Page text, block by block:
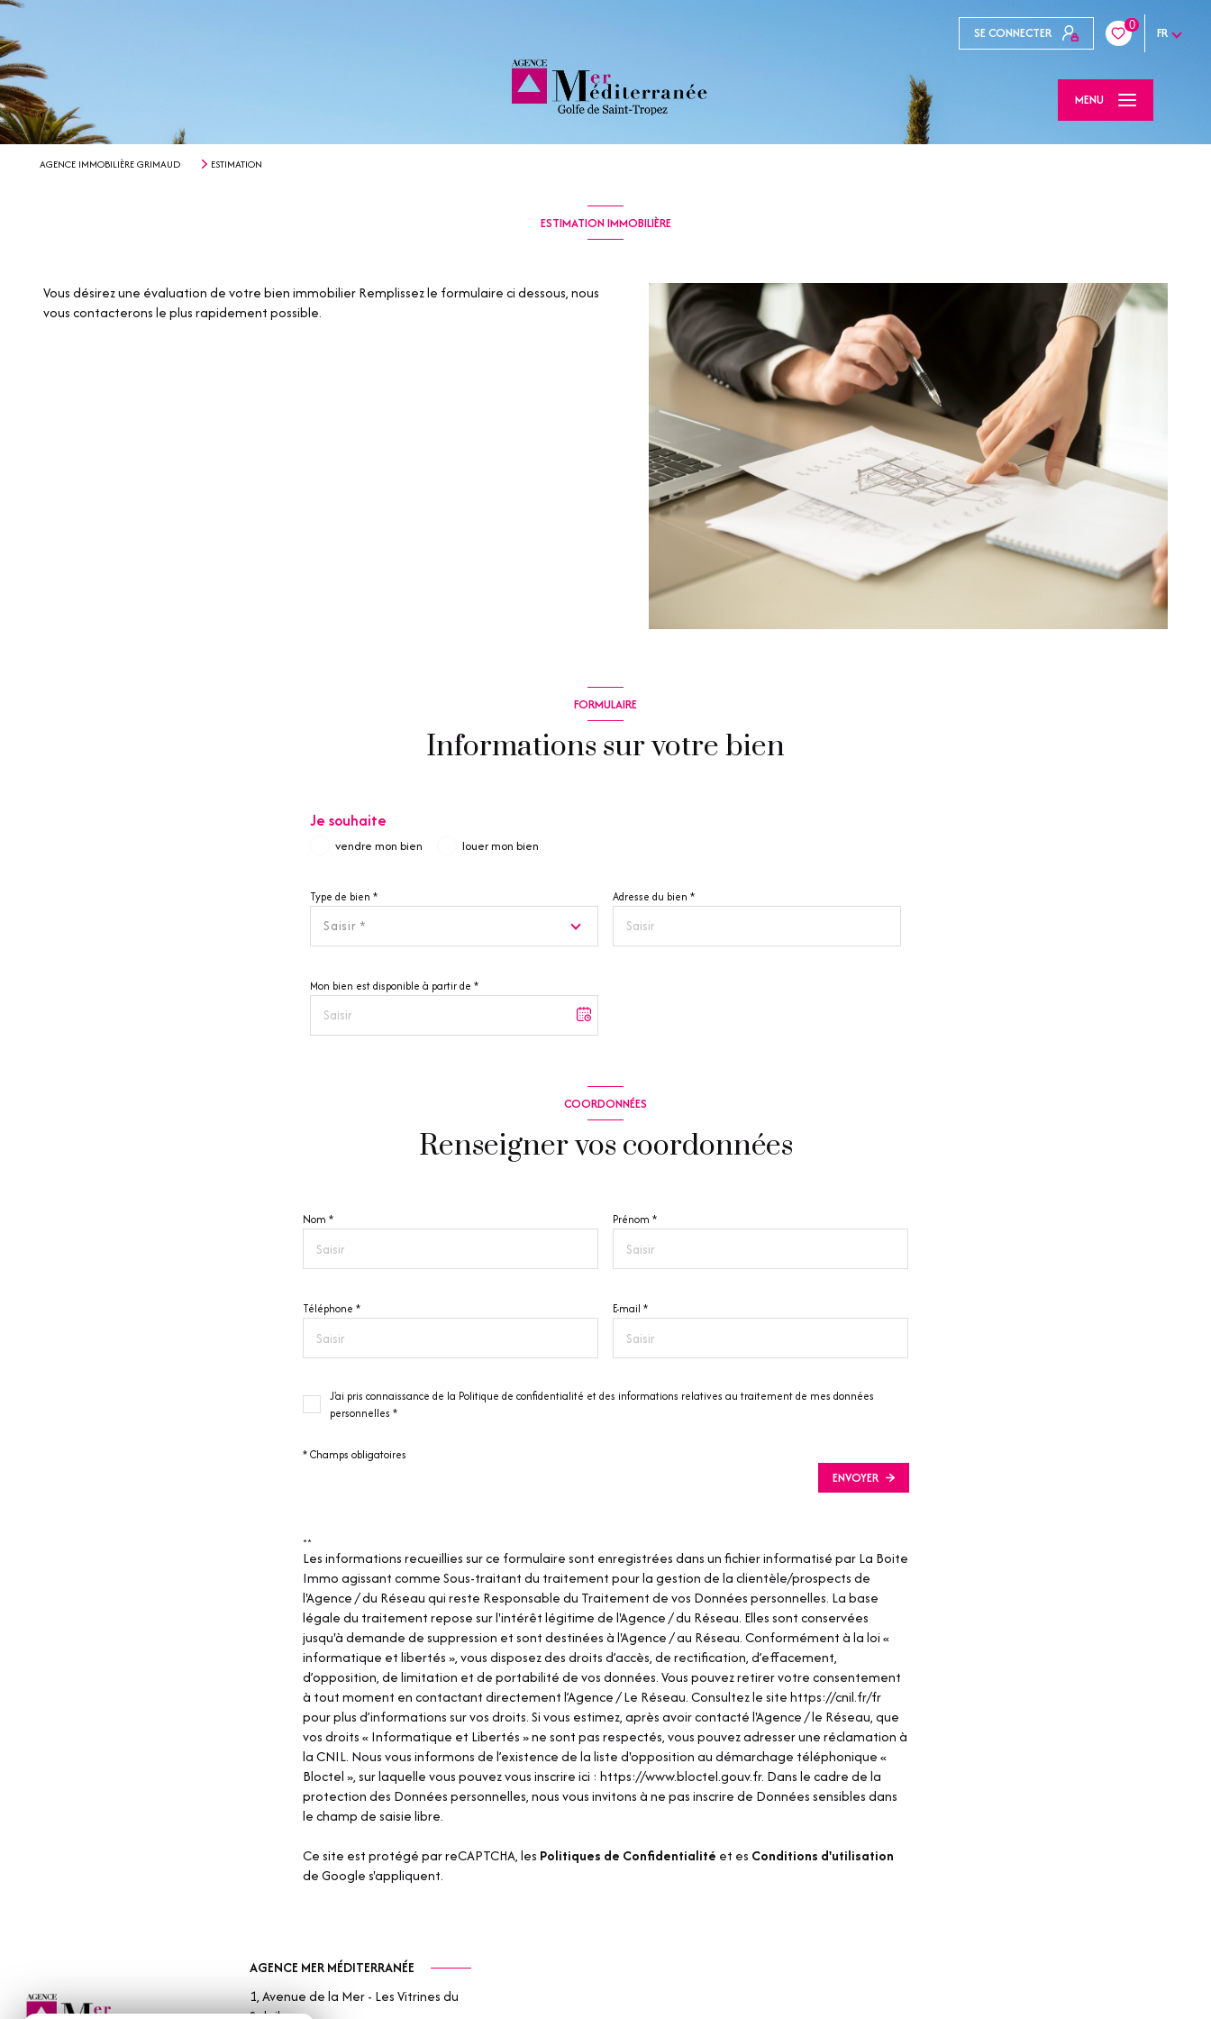
SE CONNECTER 0 FR
MENU
AGENCE IMMOBILIÈRE GRIMAUD ESTIMATION
ESTIMATION IMMOBILIÈRE
Vous désirez une évaluation de votre bien immobilier Remplissez le formulaire ci dessous, nous
vous contacterons le plus rapidement possible.
FORMULAIRE
Informations sur votre bien
Je souhaite
vendre mon bien louer mon bien
Type de bien *
Saisir *
Adresse du bien *
Mon bien est disponible à partir de *
COORDONNÉES
Renseigner vos coordonnées
Nom * Prénom *
Téléphone * E-mail *
J'ai pris connaissance de la Politique de confidentialité et des informations relatives au traitement de mes données
personnelles *
* Champs obligatoires
ENVOYER
**
Les informations recueillies sur ce formulaire sont enregistrées dans un fichier informatisé par La Boite
Immo agissant comme Sous-traitant du traitement pour la gestion de la clientèle/prospects de
l'Agence / du Réseau qui reste Responsable du Traitement de vos Données personnelles. La base
légale du traitement repose sur l'intérêt légitime de l'Agence / du Réseau. Elles sont conservées
jusqu'à demande de suppression et sont destinées à l'Agence / au Réseau. Conformément à la loi «
informatique et libertés », vous disposez des droits d’accès, de rectification, d’effacement,
d’opposition, de limitation et de portabilité de vos données. Vous pouvez retirer votre consentement
à tout moment en contactant directement l’Agence / Le Réseau. Consultez le sitehttps://cnil.fr/fr
pour plus d’informations sur vos droits. Si vous estimez, après avoir contacté l'Agence / le Réseau, que
vos droits « Informatique et Libertés » ne sont pas respectés, vous pouvez adresser une réclamation à
la CNIL. Nous vous informons de l’existence de la liste d'opposition au démarchage téléphonique «
Bloctel », sur laquelle vous pouvez vous inscrire ici : https://www.bloctel.gouv.fr. Dans le cadre de la
protection des Données personnelles, nous vous invitons à ne pas inscrire de Données sensibles dans
le champ de saisie libre.
Ce site est protégé par reCAPTCHA, les Politiques de Confidentialité et es Conditions d'utilisation
de Google s'appliquent.
AGENCE MER MÉDITERRANÉE
1, Avenue de la Mer - Les Vitrines du